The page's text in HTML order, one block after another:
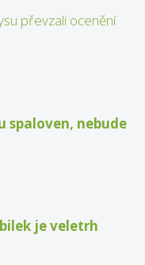
převzali ocenění
spaloven, nebude
je veletrh